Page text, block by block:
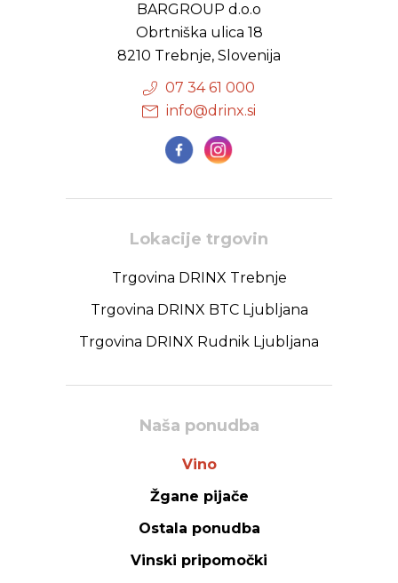
BARGROUP d.o.o
Obrtniška ulica 18
8210 Trebnje, Slovenija
07 34 61 000
info@drinx.si
Lokacije trgovin
Trgovina DRINX Trebnje
Trgovina DRINX BTC Ljubljana
Trgovina DRINX Rudnik Ljubljana
Naša ponudba
Vino
Žgane pijače
Ostala ponudba
Vinski pripomočki